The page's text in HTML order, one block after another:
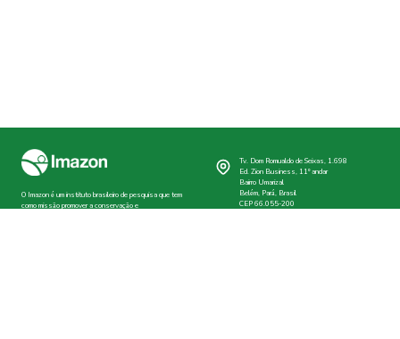
O Imazon é um instituto brasileiro de pesquisa que tem
como missão promover a conservação e
Tv. Dom Romualdo de Seixas, 1.698
Ed. Zion Business, 11º andar
Bairro Umarizal
Belém, Pará, Brasil
CEP 66.055-200